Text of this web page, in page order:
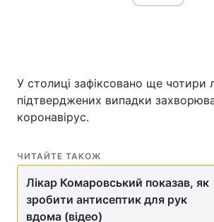
Головна Війна
Економіка Світ
Спорт Наука
У столиці зафіксовано ще чотири
підтверджених випадки
коронавірус.
ЧИТАЙТЕ ТАКОЖ
Лікар Комаровський показав, як
зробити антисептик для рук
вдома (відео)